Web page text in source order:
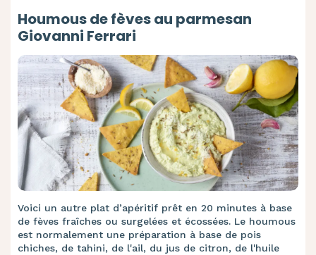
Houmous de fèves au parmesan
Giovanni Ferrari
Voici un autre plat d’apéritif prêt en 20 minutes à base
de fèves fraîches ou surgelées et écossées. Le houmous
est normalement une préparation à base de pois
chiches, de tahini, de l'ail, du jus de citron, de l'huile